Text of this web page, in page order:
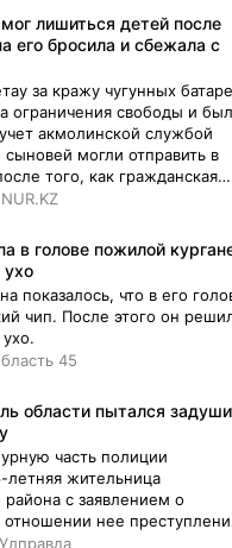
лишиться детей после
его бросила и сбежала с
за кражу чугунных
ограничения свободы и был
акмолинской службой
могли отправить в
того, как гражданская
семью и сбежала с
в голове пожилой
ухо
показалось, что в его
чип. После этого он
45
области пытался
часть полиции
летняя жительница
района с заявлением о
нее